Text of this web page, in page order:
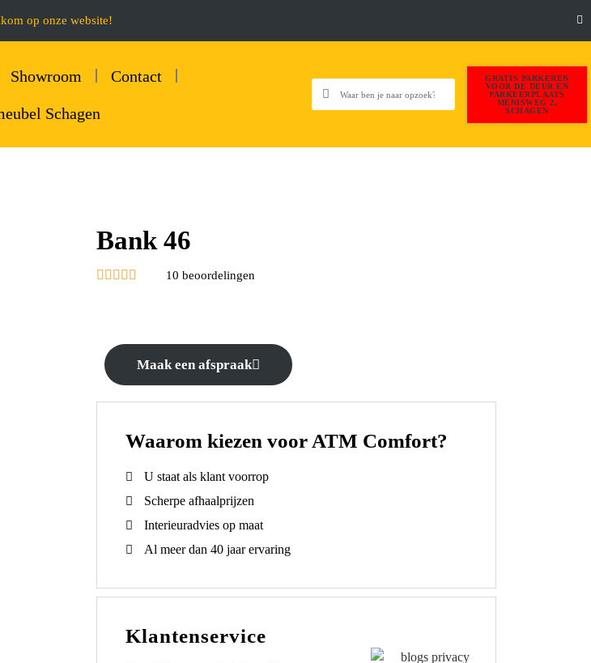
op onze website!
Showroom Contact
Schagen
GRATIS PARKEREN
VOOR DE DEUR EN
PARKEERPLAATS
MENISWEG 2,
SCHAGEN
Bank 46
     10 beoordelingen
Maak een afspraak
Waarom kiezen voor ATM Comfort?
U staat als klant voorrop
Scherpe afhaalprijzen
Interieuradvies op maat
Al meer dan 40 jaar ervaring
Klantenservice